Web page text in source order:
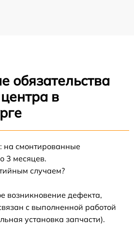
обязательства
в
на смонтированные
3 месяцев.
случаем?
возникновение дефекта,
с выполненной работой
установка запчасти).